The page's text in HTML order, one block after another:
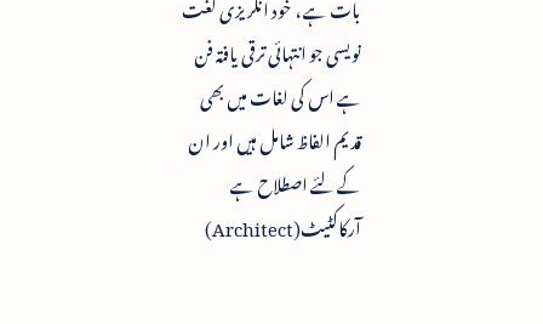
نویسی جو انتہائی ترقی یافتہ فن
ہے اس کی لغات میں بھی
قدیم الفاظ شامل ہیں اور ان
کے لئے اصطلاح ہے
آرکاکٹیٹ(Architect)